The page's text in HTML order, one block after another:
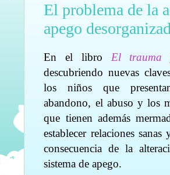
El problema de la
apego
En el libro El trauma
descubriendo nuevas
los niños que
abandono, el abuso y los
que tienen además
establecer relaciones
consecuencia de la
sistema de apego.